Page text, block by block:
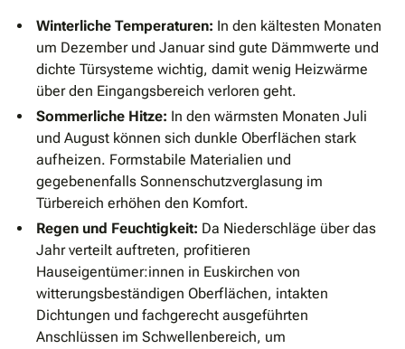
Winterliche Temperaturen: In den kältesten Monaten
um Dezember und Januar sind gute Dämmwerte und
dichte Türsysteme wichtig, damit wenig Heizwärme
über den Eingangsbereich verloren geht.
Sommerliche Hitze: In den wärmsten Monaten Juli
und August können sich dunkle Oberflächen stark
aufheizen. Formstabile Materialien und
gegebenenfalls Sonnenschutzverglasung im
Türbereich erhöhen den Komfort.
Regen und Feuchtigkeit: Da Niederschläge über das
Jahr verteilt auftreten, profitieren
Hauseigentümer:innen in Euskirchen von
witterungsbeständigen Oberflächen, intakten
Dichtungen und fachgerecht ausgeführten
Anschlüssen im Schwellenbereich, um